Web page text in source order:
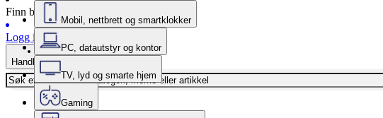
Finn butikk
Logg inn
Handlekurv
Mobil, nettbrett og smartklokker
PC, datautstyr og kontor
TV, lyd og smarte hjem
Gaming